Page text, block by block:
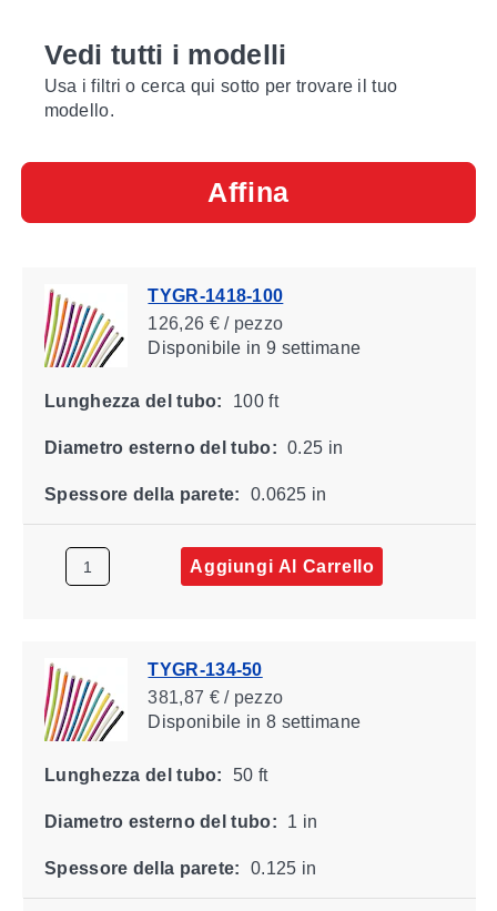
Vedi tutti i modelli
Usa i filtri o cerca qui sotto per trovare il tuo
modello.
Affina
TYGR-1418-100
126,26 € / pezzo
Disponibile in 9 settimane
Lunghezza del tubo: 100 ft
Diametro esterno del tubo: 0.25 in
Spessore della parete: 0.0625 in
Aggiungi Al Carrello
TYGR-134-50
381,87 € / pezzo
Disponibile in 8 settimane
Lunghezza del tubo: 50 ft
Diametro esterno del tubo: 1 in
Spessore della parete: 0.125 in